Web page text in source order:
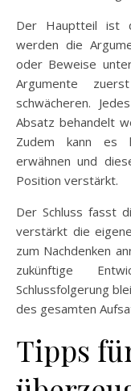
Der Hauptteil ist
werden die
oder Beweise
Argumente
schwächeren.
Absatz behandelt
Zudem kann es
erwähnen und
Position verstärkt.
Der Schluss fasst
verstärkt die
zum Nachdenken
zukünftige
Schlussfolgerung
des gesamten
Tipps